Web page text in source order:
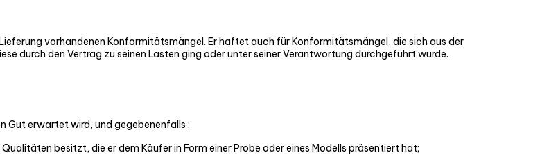
vorhandenen Konformitätsmängel. Er haftet auch für Konformitätsmängel, die sich aus der
durch den Vertrag zu seinen Lasten ging oder unter seiner Verantwortung durchgeführt wurde.
Gut erwartet wird, und gegebenenfalls :
besitzt, die er dem Käufer in Form einer Probe oder eines Modells präsentiert hat;